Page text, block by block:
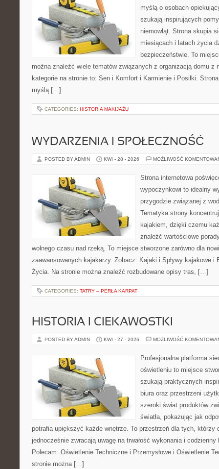
myślą o osobach
szukają inspirujących
niemowląt. Strona skupia
miesiącach i latach życia
bezpieczeństwie. To
można znaleźć wiele tematów związanych z organizacją domu z
kategorie na stronie to: Sen i Komfort i Karmienie i Posiłki.
myślą […]
CATEGORIES: HISTORIA MAKIJAŻU
WYDARZENIA I SPOŁECZNOŚĆ
POSTED BY ADMIN KWI - 28 - 2026 MOŻLIWOŚĆ
Strona internetowa
wypoczynkowi to idealny
przygodzie związanej z
Tematyka strony
kajakiem, dzięki czemu
znaleźć wartościowe
wolnego czasu nad rzeką. To miejsce stworzone zarówno dla
zaawansowanych kajakarzy. Zobacz: Kajaki i Spływy kajakowe i
Życia. Na stronie można znaleźć rozbudowane opisy tras, […]
CATEGORIES: TATRY – PERŁA KARPAT
HISTORIA I CIEKAWOSTKI
POSTED BY ADMIN KWI - 27 - 2026 MOŻLIWOŚĆ
Profesjonalna platforma
oświetleniu to miejsce
szukają praktycznych
biura oraz przestrzeni
szeroki świat produktów
światła, pokazując jak
potrafią upiększyć każde wnętrze. To przestrzeń dla tych, którzy
jednocześnie zwracają uwagę na trwałość wykonania i
Polecam: Oświetlenie Techniczne i Przemysłowe i Oświetlenie
stronie można […]